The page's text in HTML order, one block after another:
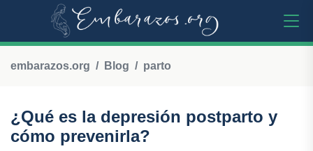
embarazos.org Blog parto
¿Qué es la depresión postparto y
cómo prevenirla?